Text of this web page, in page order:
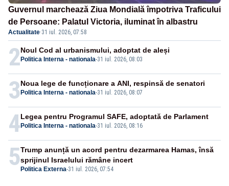
Guvernul marchează Ziua Mondială împotriva Traficului
de Persoane: Palatul Victoria, iluminat în albastru
Actualitate·31 iul. 2026, 07:58
2 Politica Interna - nationala-31 iul. 2026, 08:03
Noul Cod al urbanismului, adoptat de aleși
3 Politica Interna - nationala-31 iul. 2026, 08:07
Noua lege de funcționare a ANI, respinsă de senatori
4 Politica Interna - nationala-31 iul. 2026, 08:16
Legea pentru Programul SAFE, adoptată de Parlament
5 Politica Externa-31 iul. 2026, 07:54
Trump anunță un acord pentru dezarmarea Hamas, însă
sprijinul Israelului rămâne incert